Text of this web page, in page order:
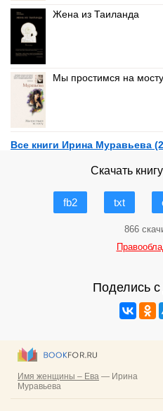
Жена из Таиланда
Мы простимся на мосту
Все книги Ирина Муравьева
Скачать
fb2 txt
866
Поделись